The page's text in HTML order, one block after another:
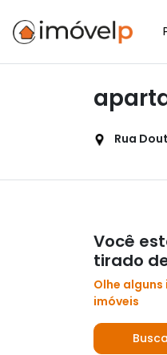
Rua
Você
tirado
Olhe
imóveis